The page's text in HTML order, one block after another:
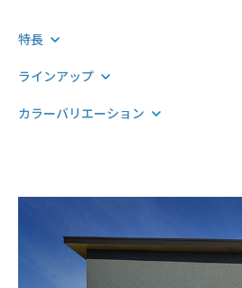
特長
ラインアップ
カラーバリエーション